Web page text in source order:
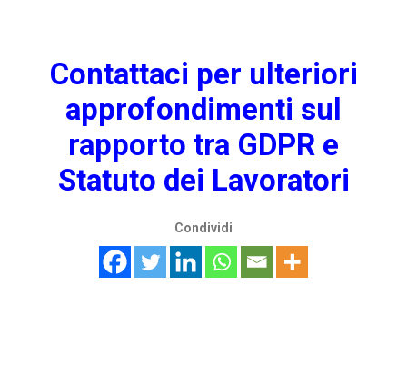
Contattaci per ulteriori
approfondimenti sul
rapporto tra GDPR e
Statuto dei Lavoratori
Condividi